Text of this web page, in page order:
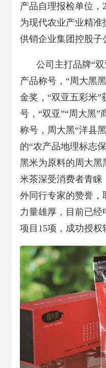
产品自理报检单位，
为现代农业产业精
供销企业集团控股子
公司主打品牌“
产品称号，“周大黑
金奖，“双亚五彩米
号，“双亚”“周大黑
称号，周大黑“洋县
的“农产品地理标志
黑米为原料的周大
米茶深受消费者青睐
外同行专家的赞誉，
力量雄厚，目前已
项目15项，成功授权